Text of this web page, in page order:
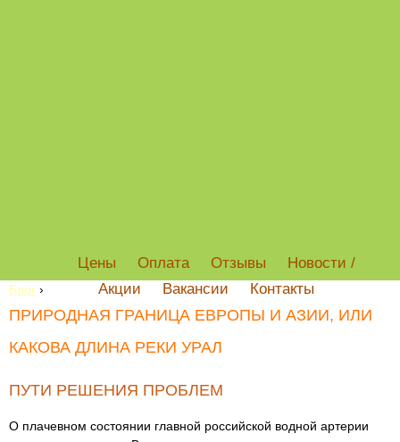
Цены Оплата Отзывы
Новости /
Акции
Вакансии Контакты
Блог ›
ПРИРОДНАЯ ГРАНИЦА ЕВРОПЫ И АЗИИ, ИЛИ
КАКОВА ДЛИНА РЕКИ УРАЛ
ПУТИ РЕШЕНИЯ ПРОБЛЕМ
О плачевном состоянии главной российской водной артерии